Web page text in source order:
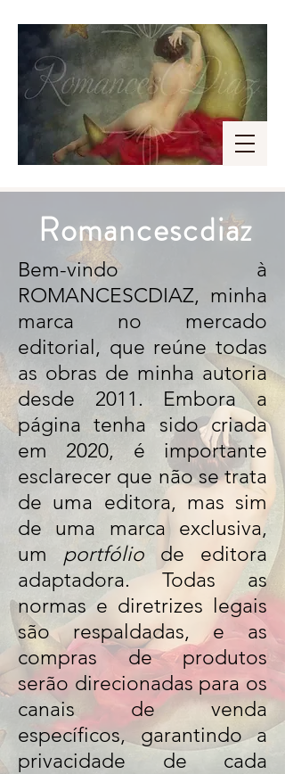
Romancescdiaz
Bem-vindo à
ROMANCESCDIAZ, minha
marca no mercado
editorial, que reúne todas
as obras de minha autoria
desde 2011. Embora a
página tenha sido criada
em 2020, é importante
esclarecer que não se trata
de uma editora, mas sim
de uma marca exclusiva,
um portfólio de editora
adaptadora. Todas as
normas e diretrizes legais
são respaldadas, e as
compras de produtos
serão direcionadas para os
canais de venda
específicos, garantindo a
privacidade de cada